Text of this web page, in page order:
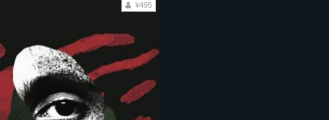
¥495